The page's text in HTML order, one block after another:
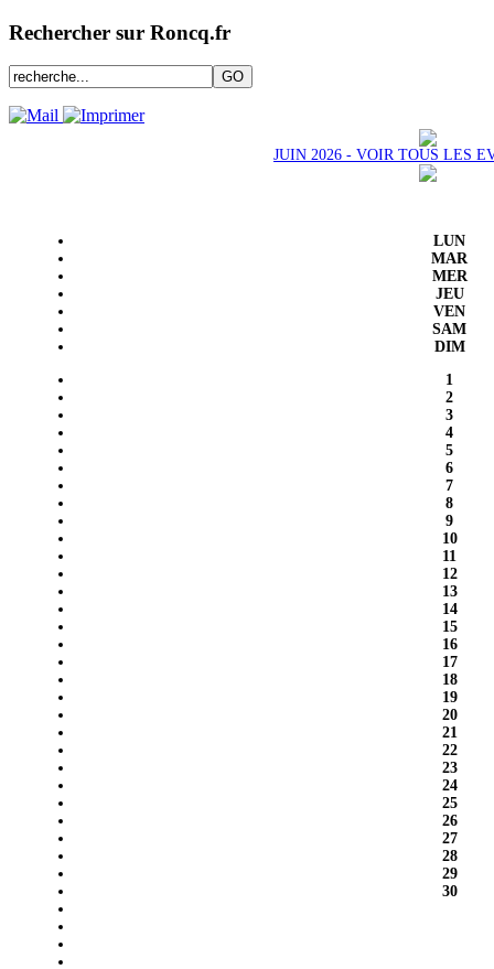
Rechercher sur Roncq.fr
JUIN 2026 - VOIR TOUS LES
LUN
MAR
MER
JEU
VEN
SAM
DIM
1
2
3
4
5
6
7
8
9
10
11
12
13
14
15
16
17
18
19
20
21
22
23
24
25
26
27
28
29
30